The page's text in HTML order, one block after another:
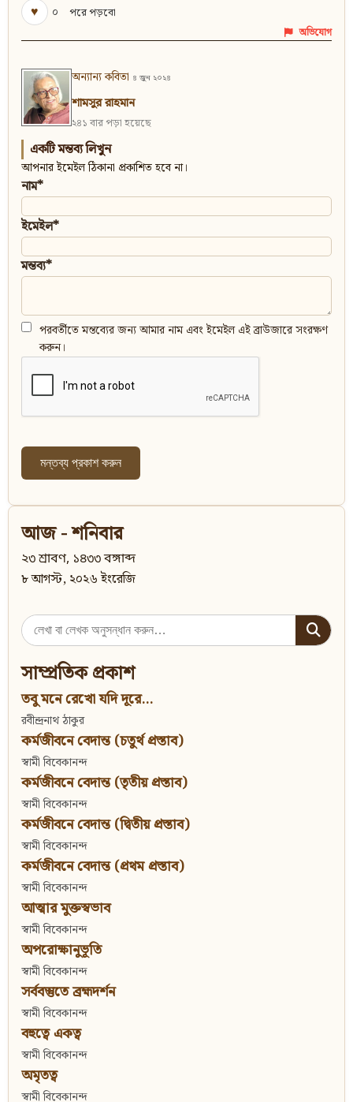
♥
০ পরে পড়বো
অভিযোগ
অন্যান্য কবিতা ৪ জুন ২০২৪
শামসুর রাহমান
২৪১ বার পড়া হয়েছে
একটি মন্তব্য লিখুন
আপনার ইমেইল ঠিকানা প্রকাশিত হবে না।
নাম*
ইমেইল*
মন্তব্য*
পরবর্তীতে মন্তব্যের জন্য আমার নাম এবং ইমেইল এই ব্রাউজারে সংরক্ষণ
করুন।
আজ - শনিবার
২৩ শ্রাবণ, ১৪৩৩ বঙ্গাব্দ
৮ আগস্ট, ২০২৬ ইংরেজি
Search
for:
সাম্প্রতিক প্রকাশ
তবু মনে রেখো যদি দূরে...
রবীন্দ্রনাথ ঠাকুর
কর্মজীবনে বেদান্ত (চতুর্থ প্রস্তাব)
স্বামী বিবেকানন্দ
কর্মজীবনে বেদান্ত (তৃতীয় প্রস্তাব)
স্বামী বিবেকানন্দ
কর্মজীবনে বেদান্ত (দ্বিতীয় প্রস্তাব)
স্বামী বিবেকানন্দ
কর্মজীবনে বেদান্ত (প্রথম প্রস্তাব)
স্বামী বিবেকানন্দ
আত্মার মুক্তস্বভাব
স্বামী বিবেকানন্দ
অপরোক্ষানুভূতি
স্বামী বিবেকানন্দ
সর্ববস্তুতে ব্রহ্মদর্শন
স্বামী বিবেকানন্দ
বহুত্বে একত্ব
স্বামী বিবেকানন্দ
অমৃতত্ব
স্বামী বিবেকানন্দ